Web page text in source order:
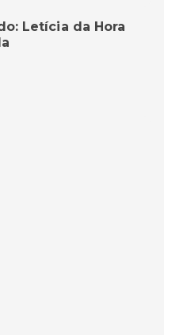
Letícia da Hora